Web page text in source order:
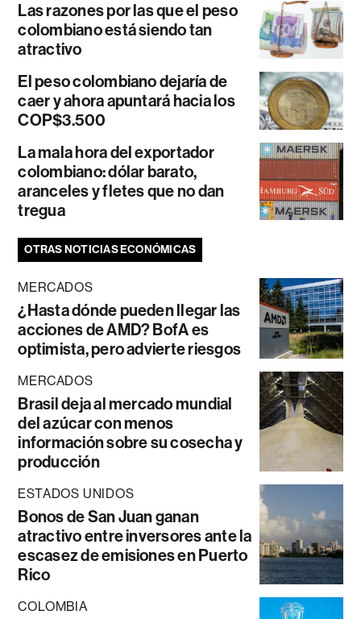
Las razones por las que el peso
colombiano está siendo tan
atractivo
El peso colombiano dejaría de
caer y ahora apuntará hacia los
COP$3.500
La mala hora del exportador
colombiano: dólar barato,
aranceles y fletes que no dan
tregua
OTRAS NOTICIAS ECONÓMICAS
MERCADOS
¿Hasta dónde pueden llegar las
acciones de AMD? BofA es
optimista, pero advierte riesgos
MERCADOS
Brasil deja al mercado mundial
del azúcar con menos
información sobre su cosecha y
producción
ESTADOS UNIDOS
Bonos de San Juan ganan
atractivo entre inversores ante la
escasez de emisiones en Puerto
Rico
COLOMBIA